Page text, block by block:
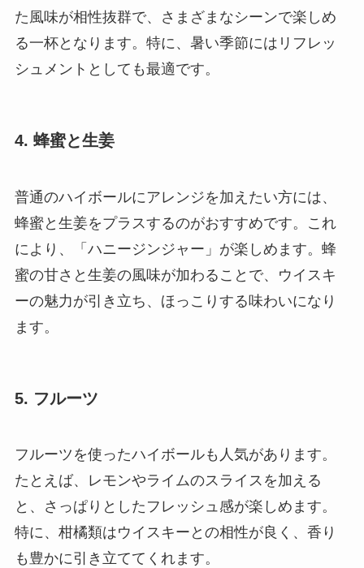
た風味が相性抜群で、さまざまなシーンで楽しめ
る一杯となります。特に、暑い季節にはリフレッ
シュメントとしても最適です。
4. 蜂蜜と生姜
普通のハイボールにアレンジを加えたい方には、
蜂蜜と生姜をプラスするのがおすすめです。これ
により、「ハニージンジャー」が楽しめます。蜂
蜜の甘さと生姜の風味が加わることで、ウイスキ
ーの魅力が引き立ち、ほっこりする味わいになり
ます。
5. フルーツ
フルーツを使ったハイボールも人気があります。
たとえば、レモンやライムのスライスを加える
と、さっぱりとしたフレッシュ感が楽しめます。
特に、柑橘類はウイスキーとの相性が良く、香り
も豊かに引き立ててくれます。